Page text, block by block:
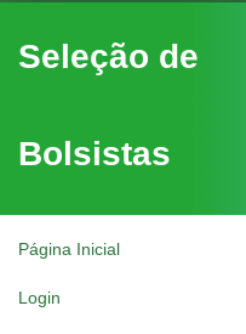
Seleção de
Bolsistas
Página Inicial
Login